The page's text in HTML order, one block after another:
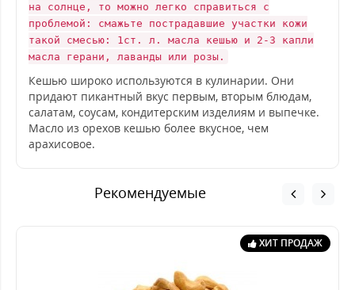
на солнце, то можно легко справиться с
проблемой: смажьте пострадавшие участки кожи
такой смесью: 1ст. л. масла кешью и 2-3 капли
масла герани, лаванды или розы.
Кешью широко используются в кулинарии. Они
придают пикантный вкус первым, вторым блюдам,
салатам, соусам, кондитерским изделиям и выпечке.
Масло из орехов кешью более вкусное, чем
арахисовое.
Рекомендуемые
ХИТ ПРОДАЖ